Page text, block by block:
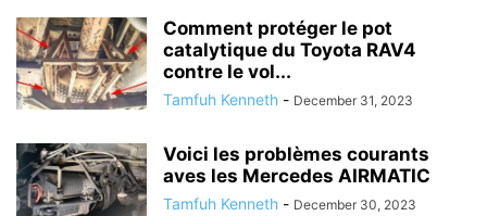
Comment protéger le pot
catalytique du Toyota RAV4
contre le vol...
Tamfuh Kenneth - December 31, 2023
Voici les problèmes courants
aves les Mercedes AIRMATIC
Tamfuh Kenneth - December 30, 2023